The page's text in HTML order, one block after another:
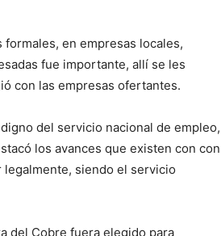
en empresas locales,
fue importante, allí se les
con las empresas ofertantes.
del servicio nacional de empleo,
los avances que existen con con
siendo el servicio
del Cobre fuera elegido para